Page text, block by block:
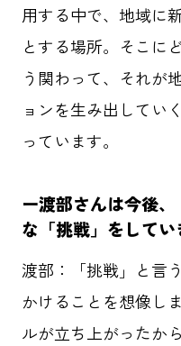
用する中で、地域に
とする場所。そこに
う関わって、それが
ョンを生み出してい
っています。
ー渡部さんは今後
な「挑戦」をして
渡部：
「挑戦」と言
かけることを想像し
ルが立ち上がったか